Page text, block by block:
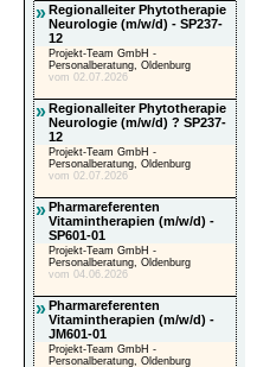
»Regionalleiter Phytotherapie
Neurologie (m/w/d) - SP237-
12
Projekt-Team GmbH -
Personalberatung, Oldenburg
vom 02.07.2026
»Regionalleiter Phytotherapie
Neurologie (m/w/d) ? SP237-
12
Projekt-Team GmbH -
Personalberatung, Oldenburg
vom 02.07.2026
»Pharmareferenten
Vitamintherapien (m/w/d) -
SP601-01
Projekt-Team GmbH -
Personalberatung, Oldenburg
vom 04.06.2026
»Pharmareferenten
Vitamintherapien (m/w/d) -
JM601-01
Projekt-Team GmbH -
Personalberatung, Oldenburg